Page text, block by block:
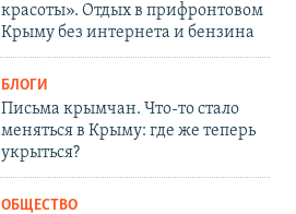
красоты». Отдых в прифронтовом
Крыму без интернета и бензина
БЛОГИ
Письма крымчан. Что-то стало
меняться в Крыму: где же теперь
укрыться?
ОБЩЕСТВО